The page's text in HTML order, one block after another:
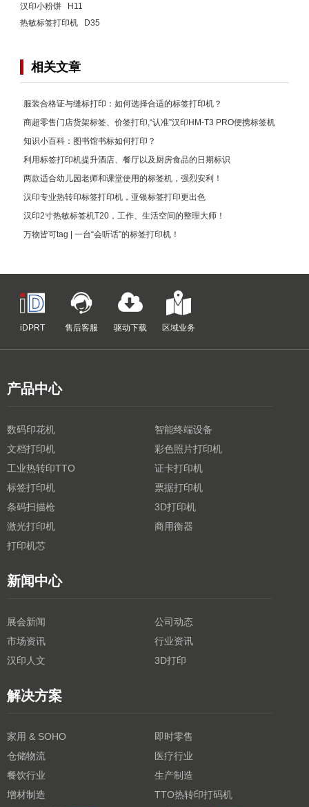
汉印小粉饼 H11
热敏标签打印机 D35
相关文章
服装合格证与缝标打印：如何选择合适的标签打印机？
商超零售门店货架标签、价签打印,“认准”汉印HM-T3 PRO便携标签机
知识小百科：图书馆书标如何打印？
利用标签打印机提升酒店、餐厅以及厨房食品的日期标识
两款适合幼儿园老师和课堂使用的标签机，强烈安利！
汉印专业热转印标签打印机，亚银标签打印更出色
汉印2寸热敏标签机T20，工作、生活空间的整理大师！
万物皆可tag | 一台“会听话”的标签打印机！
iDPRT 售后客服 驱动下载 区域业务
产品中心
数码印花机
智能终端设备
文档打印机
彩色照片打印机
工业热转印TTO
证卡打印机
标签打印机
票据打印机
条码扫描枪
3D打印机
激光打印机
商用衡器
打印机芯
新闻中心
展会新闻
公司动态
市场资讯
行业资讯
汉印人文
3D打印
解决方案
家用 & SOHO
即时零售
仓储物流
医疗行业
餐饮行业
生产制造
增材制造
TTO热转印打码机